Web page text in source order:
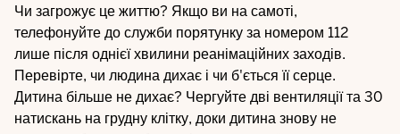
Чи загрожує це життю? Якщо ви на самоті,
телефонуйте до служби порятунку за номером 112
лише після однієї хвилини реанімаційних заходів.
Перевірте, чи людина дихає і чи б'ється її серце.
Дитина більше не дихає? Чергуйте дві вентиляції та 30
натискань на грудну клітку, доки дитина знову не